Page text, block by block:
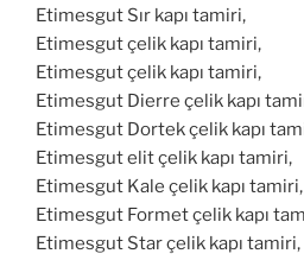
Etimesgut Sır kapı tamiri,
Etimesgut çelik kapı tamiri,
Etimesgut çelik kapı tamiri,
Etimesgut Dierre çelik kapı
Etimesgut Dortek çelik kapı
Etimesgut elit çelik kapı tamiri,
Etimesgut Kale çelik kapı tamiri,
Etimesgut Formet çelik kapı
Etimesgut Star çelik kapı tamiri,